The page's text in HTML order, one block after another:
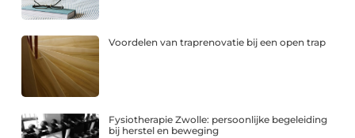
Voordelen van traprenovatie bij een open trap
Fysiotherapie Zwolle: persoonlijke begeleiding
bij herstel en beweging